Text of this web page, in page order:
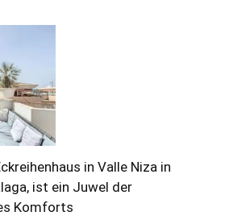
in Valle Niza in
ist ein Juwel der
Komforts